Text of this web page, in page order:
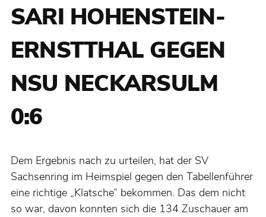
SARI HOHENSTEIN-
ERNSTTHAL GEGEN
NSU NECKARSULM
0:6
Dem Ergebnis nach zu urteilen, hat der SV
Sachsenring im Heimspiel gegen den Tabellenführer
eine richtige „Klatsche“ bekommen. Das dem nicht
so war, davon konnten sich die 134 Zuschauer am